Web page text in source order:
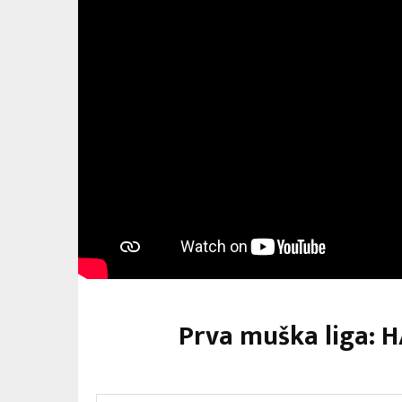
Prva muška liga: